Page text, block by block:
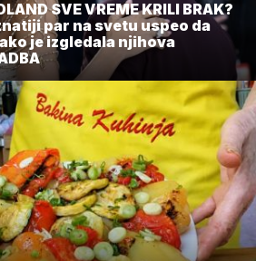
SVE VREME KRILI BRAK?
par na svetu uspeo da
je izgledala njihova